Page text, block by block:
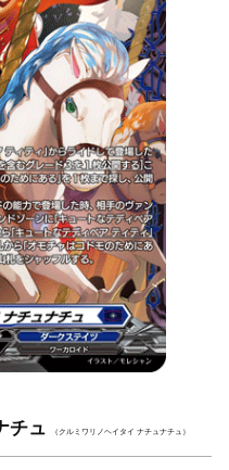
チュ （クルミワリノヘイタイ ナチュナチュ）